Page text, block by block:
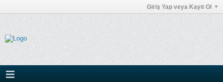
Giriş Yap veya Kayıt Ol